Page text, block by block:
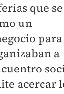
que se
un
para
a
acercar